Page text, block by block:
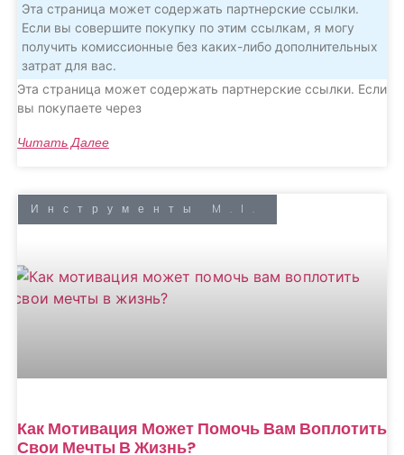
Эта страница может содержать партнерские ссылки.
Если вы совершите покупку по этим ссылкам, я могу
получить комиссионные без каких-либо дополнительных
затрат для вас.
Эта страница может содержать партнерские ссылки. Если
вы покупаете через
Читать Далее
Инструменты M.I.
Как Мотивация Может Помочь Вам Воплотить
Свои Мечты В Жизнь?